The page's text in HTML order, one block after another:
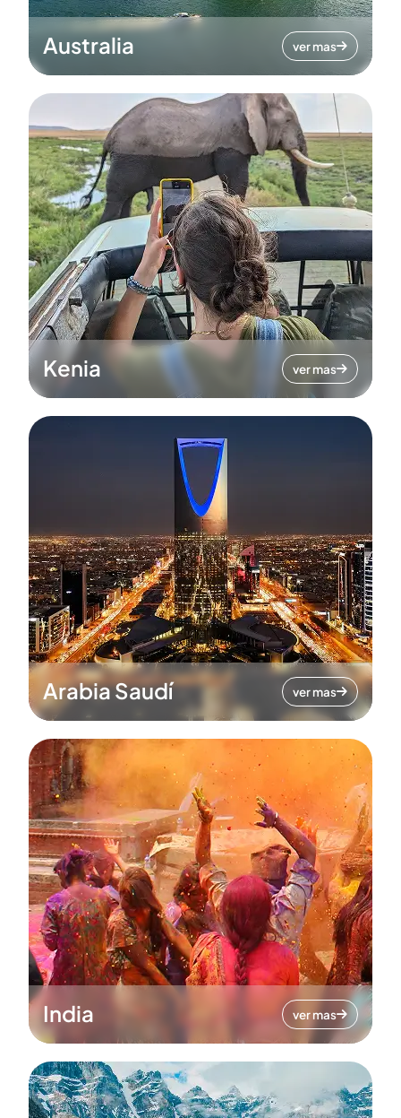
Australia ver mas
Kenia ver mas
Arabia Saudí ver mas
India ver mas